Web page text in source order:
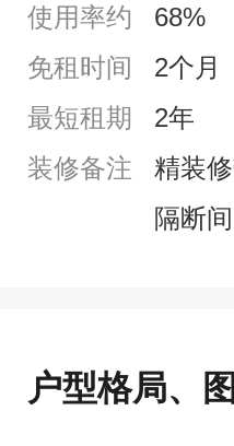
使用率约 68%
免租时间
2个月
最短租期
2年
装修备注
精装
隔断
户型格局、